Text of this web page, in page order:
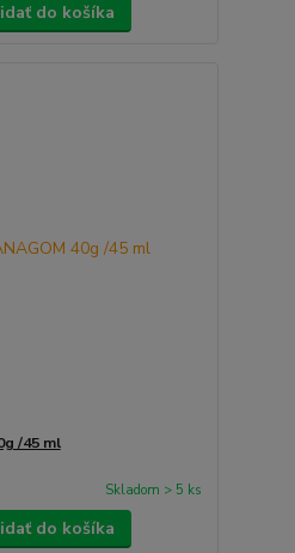
do košíka
/45 ml
Skladom > 5 ks
do košíka